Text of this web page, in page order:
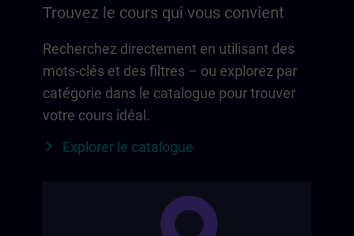
Trouvez le cours qui vous convient
Recherchez directement en utilisant des
mots-clés et des filtres – ou explorez par
catégorie dans le catalogue pour trouver
votre cours idéal.
Explorer le catalogue